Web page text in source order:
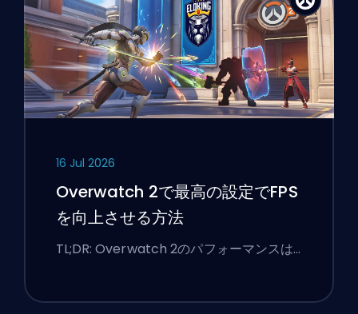
16 Jul 2026
Overwatch 2で最高の設定でFPS
を向上させる方法
TL;DR: Overwatch 2のパフォーマンスは…